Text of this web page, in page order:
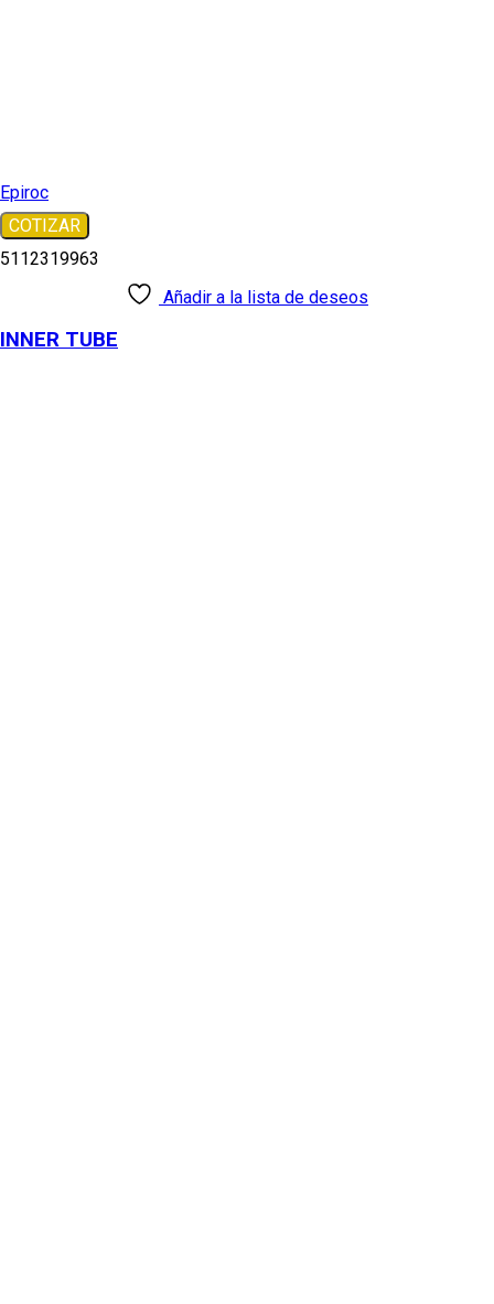
Epiroc
COTIZAR
5112319963
Añadir a la lista de deseos
INNER TUBE